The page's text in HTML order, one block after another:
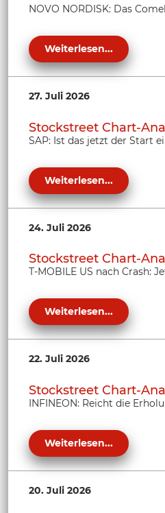
NOVO NORDISK: Das
Weiterlesen...
27. Juli 2026
Stockstreet Chart-
SAP: Ist das jetzt der Start
Weiterlesen...
24. Juli 2026
Stockstreet Chart-
T-MOBILE US nach Crash:
Weiterlesen...
22. Juli 2026
Stockstreet Chart-
INFINEON: Reicht die
Weiterlesen...
20. Juli 2026